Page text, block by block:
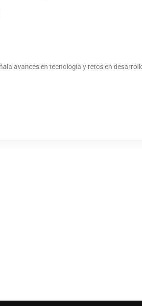
avances en tecnología y retos en